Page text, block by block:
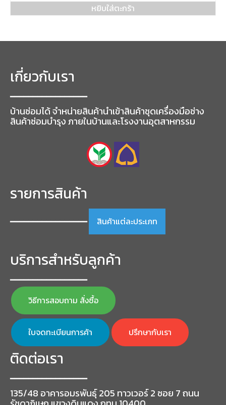
หยิบใส่ตะกร้า
เกี่ยวกับเรา
━━━━━━━━━━━━━━━━━
บ้านซ่อมได้ จำหน่ายสินค้านำเข้าสินค้าชุดเครื่องมือช่าง
สินค้าซ่อมบำรุง ภายในบ้านและโรงงานอุตสาหกรรม
รายการสินค้า
━━━━━━━━━━━━━━━━━ สินค้าแต่ละประเภท
บริการสำหรับลูกค้า
━━━━━━━━━━━━━━━━━
วิธีการสอบถาม สั่งซื้อ
ใบจดทะเบียนการค้า ปรึกษากับเรา
ติดต่อเรา
━━━━━━━━━━━━━━━━━
135/48 อาคารอมรพันธุ์ 205 ทาวเวอร์ 2 ซอย 7 ถนน